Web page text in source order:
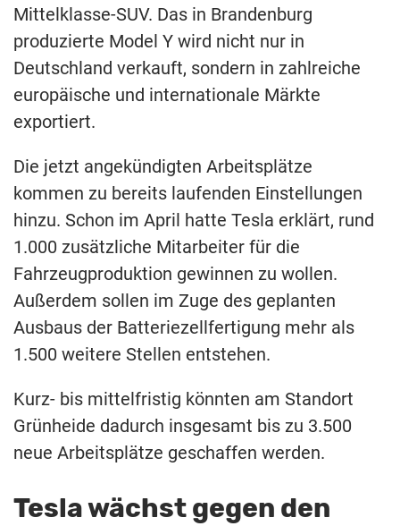
Mittelklasse-SUV. Das in Brandenburg
produzierte Model Y wird nicht nur in
Deutschland verkauft, sondern in zahlreiche
europäische und internationale Märkte
exportiert.
Die jetzt angekündigten Arbeitsplätze
kommen zu bereits laufenden Einstellungen
hinzu. Schon im April hatte Tesla erklärt, rund
1.000 zusätzliche Mitarbeiter für die
Fahrzeugproduktion gewinnen zu wollen.
Außerdem sollen im Zuge des geplanten
Ausbaus der Batteriezellfertigung mehr als
1.500 weitere Stellen entstehen.
Kurz- bis mittelfristig könnten am Standort
Grünheide dadurch insgesamt bis zu 3.500
neue Arbeitsplätze geschaffen werden.
Tesla wächst gegen den